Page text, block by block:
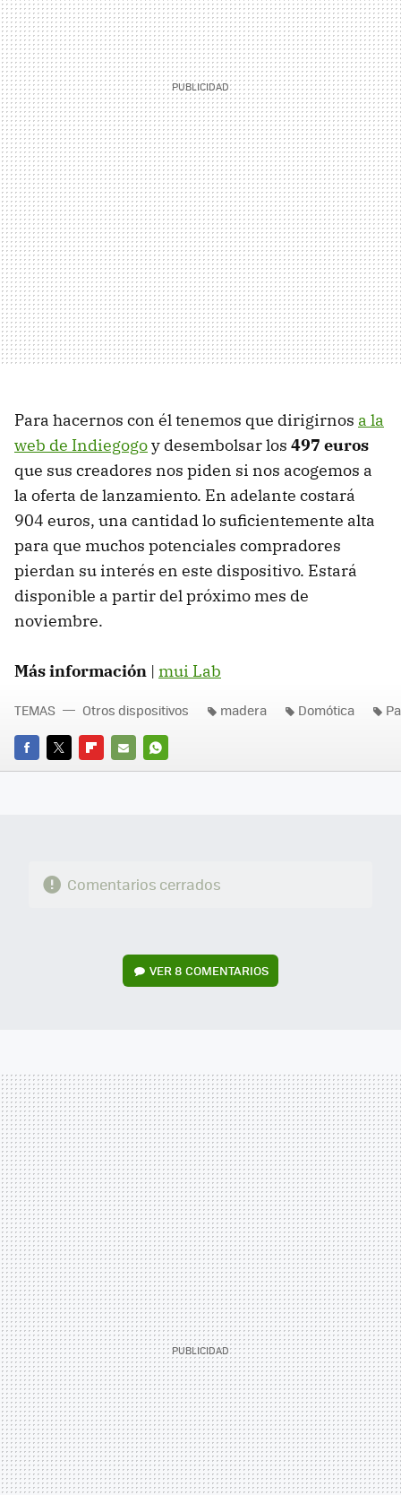
Para hacernos con él tenemos que dirigirnos a la
web de Indiegogoy desembolsar los 497 euros
que sus creadores nos piden si nos acogemos a
la oferta de lanzamiento. En adelante costará
904 euros, una cantidad lo suficientemente alta
para que muchos potenciales compradores
pierdan su interés en este dispositivo. Estará
disponible a partir del próximo mes de
noviembre.
Más información | mui Lab
FACEBOOK
TWITTERFLIPBOARD
E-
WHATSAPP
TEMAS Otros dispositivos madera Domótica
Comentarios cerrados
VER8 COMENTARIOS